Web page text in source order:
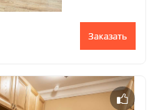
Заказать